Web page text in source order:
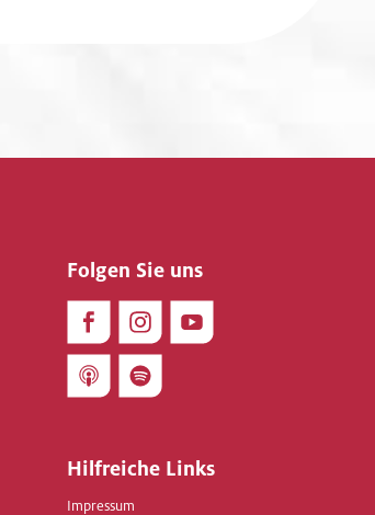
Folgen Sie uns
Hilfreiche Links
Impressum